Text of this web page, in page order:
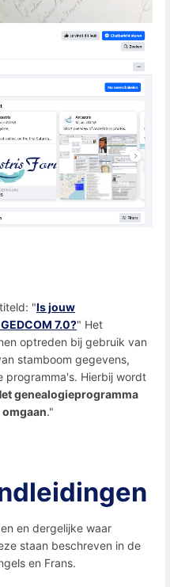
"Is jouw
7.0?" Het
optreden bij gebruik van
stamboom gegevens,
programma's. Hierbij wordt
genealogieprogramma
."
en dergelijke waar
staan beschreven in de
en Frans.